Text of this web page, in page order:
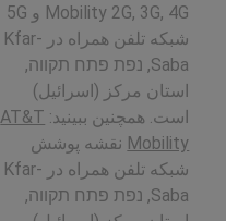
Mobility 2G, 3G, 4G و 5G
شبکه تلفن همراه در Kfar-
Saba, נפת פתח תקווה,
استان مرکز (اسرائیل)
است. همچنین ببینید: AT&T
Mobility نقشه پوشش
شبکه تلفن همراه در Kfar-
Saba, נפת פתח תקווה,